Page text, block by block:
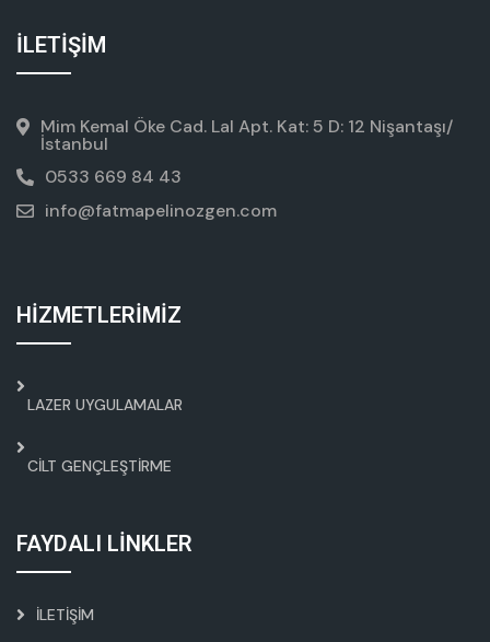
İLETİŞİM
Mim Kemal Öke Cad. Lal Apt. Kat: 5 D: 12 Nişantaşı/
İstanbul
0533 669 84 43
info@fatmapelinozgen.com
HİZMETLERİMİZ
LAZER UYGULAMALAR
CILT GENÇLEŞTIRME
FAYDALI LİNKLER
İLETIŞIM